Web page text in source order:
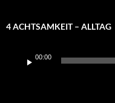
4 ACHTSAMKEIT – ALLTAG
Player
00:00